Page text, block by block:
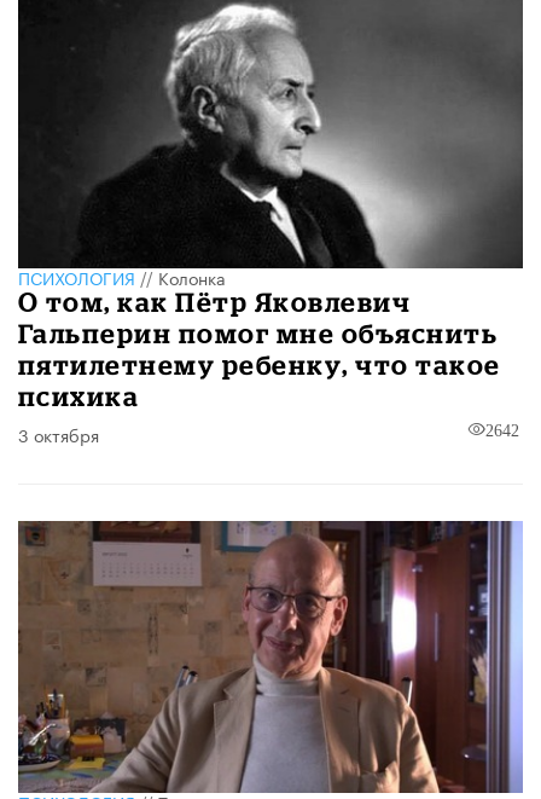
ПСИХОЛОГИЯ//Колонка
О том, как Пётр Яковлевич
Гальперин помог мне объяснить
пятилетнему ребенку, что такое
психика
3 октября 2642